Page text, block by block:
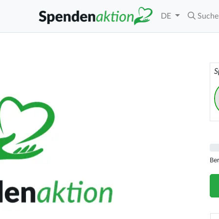
DE Suche